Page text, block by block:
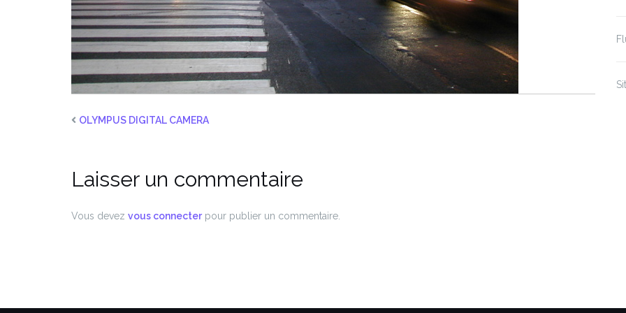
OLYMPUS DIGITAL CAMERA
Laisser un commentaire
Vous devez vous connecterpour publier un commentaire.